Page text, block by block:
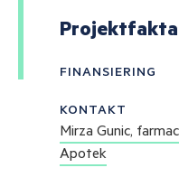
Projektfakta
FINANSIERING
KONTAKT
Mirza Gunic,
Apotek